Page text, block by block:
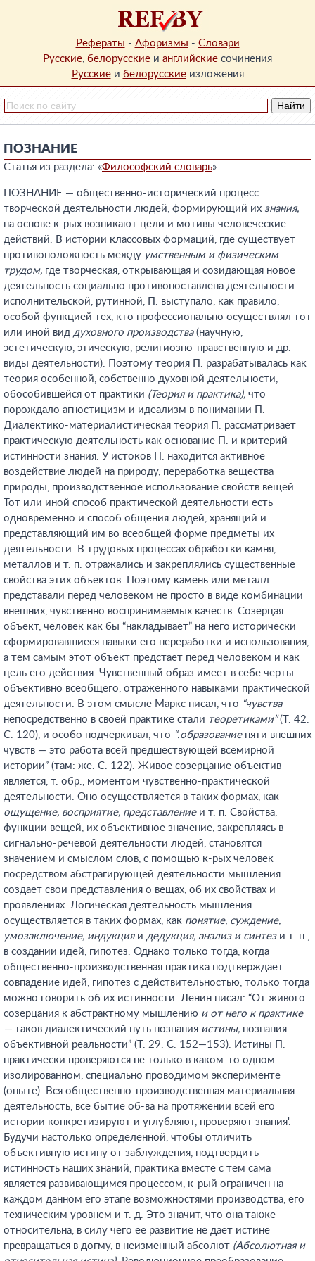
Рефераты - Афоризмы - Словари
Русские, белорусские и английские сочинения
Русскиеи белорусскиеизложения
ПОЗНАНИЕ
Статья из раздела: «Философский словарь»
ПОЗНАНИЕ — общественно-исторический процесс
творческой деятельности людей, формирующий их знания,
на основе к-рых возникают цели и мотивы человеческие
действий. В истории классовых формаций, где существует
противоположность между умственным и физическим
трудом, где творческая, открывающая и созидающая новое
деятельность социально противопоставлена деятельности
исполнительской, рутинной, П. выступало, как правило,
особой функцией тех, кто профессионально осуществлял тот
или иной вид духовного производства(научную,
эстетическую, этическую, религиозно-нравственную и др.
виды деятельности). Поэтому теория П. разрабатывалась как
теория особенной, собственно духовной деятельности,
обособившейся от практики (Теория и практика), что
порождало агностицизм и идеализм в понимании П.
Диалектико-материалистическая теория П. рассматривает
практическую деятельность как основание П. и критерий
истинности знания. У истоков П. находится активное
воздействие людей на природу, переработка вещества
природы, производственное использование свойств вещей.
Тот или иной способ практической деятельности есть
одновременно и способ общения людей, хранящий и
представляющий им во всеобщей форме предметы их
деятельности. В трудовых процессах обработки камня,
металлов и т. п. отражались и закреплялись существенные
свойства этих объектов. Поэтому камень или металл
представали перед человеком не просто в виде комбинации
внешних, чувственно воспринимаемых качеств. Созерцая
объект, человек как бы “накладывает” на него исторически
сформировавшиеся навыки его переработки и использования,
а тем самым этот объект предстает перед человеком и как
цель его действия. Чувственный образ имеет в себе черты
объективно всеобщего, отраженного навыками практической
деятельности. В этом смысле Маркс писал, что “чувства
непосредственно в своей практике стали теоретиками”(Т. 42.
С. 120), и особо подчеркивал, что “.образованиепяти внешних
чувств — это работа всей предшествующей всемирной
истории” (там: же. С. 122). Живое созерцание объектив
является, т. обр., моментом чувственно-практической
деятельности. Оно осуществляется в таких формах, как
ощущение, восприятие, представлениеи т. п. Свойства,
функции вещей, их объективное значение, закрепляясь в
сигнально-речевой деятельности людей, становятся
значением и смыслом слов, с помощью к-рых человек
посредством абстрагирующей деятельности мышления
создает свои представления о вещах, об их свойствах и
проявлениях. Логическая деятельность мышления
осуществляется в таких формах, как понятие, суждение,
умозаключение, индукцияи дедукция, анализ и синтези т. п.,
в создании идей, гипотез. Однако только тогда, когда
общественно-производственная практика подтверждает
совпадение идей, гипотез с действительностью, только тогда
можно говорить об их истинности. Ленин писал: “От живого
созерцания к абстрактному мышлению и от него к практике
— таков диалектический путь познания истины, познания
объективной реальности” (Т. 29. С. 152—153). Истины П.
практически проверяются не только в каком-то одном
изолированном, специально проводимом эксперименте
(опыте). Вся общественно-производственная материальная
деятельность, все бытие об-ва на протяжении всей его
истории конкретизируют и углубляют, проверяют знания'.
Будучи настолько определенной, чтобы отличить
объективную истину от заблуждения, подтвердить
истинность наших знаний, практика вместе с тем сама
является развивающимся процессом, к-рый ограничен на
каждом данном его этапе возможностями производства, его
техническим уровнем и т. д. Это значит, что она также
относительна, в силу чего ее развитие не дает истине
превращаться в догму, в неизменный абсолют (Абсолютная и